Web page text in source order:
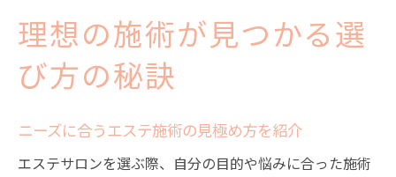
理想の施術が見つかる選
び方の秘訣
ニーズに合うエステ施術の見極め方を紹介
エステサロンを選ぶ際、自分の目的や悩みに合った施術